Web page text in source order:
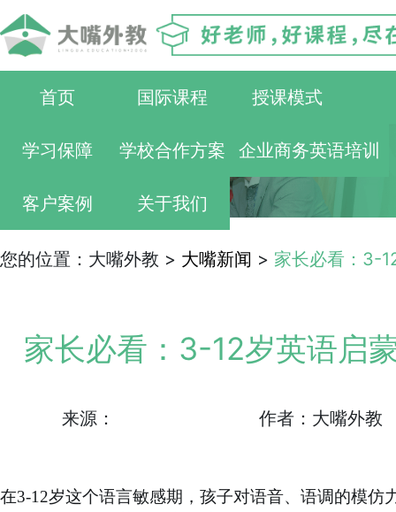
首页 国际课程 授课模式
学习保障 学校合作方案 企业商务英语培训
客户案例 关于我们
您的位置：大嘴外教 > 大嘴新闻 > 家长必看：3-
家长必看：3-12岁英语启
来源： 作者：大嘴外教
在3-12岁这个语言敏感期，孩子对语音、语调的模